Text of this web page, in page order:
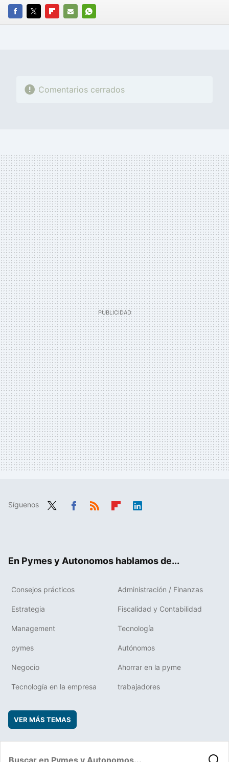
FACEBOOK
TWITTERFLIPBOARD
E-
WHATSAPP
Comentarios cerrados
Síguenos
En Pymes y Autonomos hablamos de...
Consejos prácticos Administración / Finanzas
Estrategia Fiscalidad y Contabilidad
Management Tecnología
pymes Autónomos
Negocio Ahorrar en la pyme
Tecnología en la empresa trabajadores
VER MÁS TEMAS